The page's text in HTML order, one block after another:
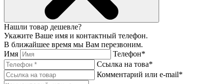
Нашли товар дешевле?
Укажите Ваше имя и контактный телефон.
В ближайшее время мы Вам перезвоним.
Имя
Телефон*
Ссылка на това*
Комментарий или e-mail*